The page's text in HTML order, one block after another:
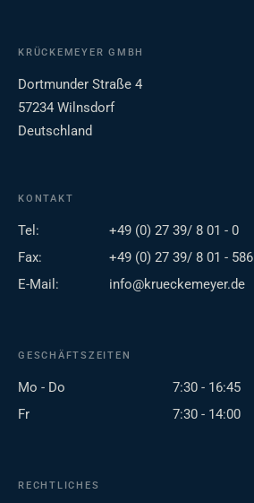
KRÜCKEMEYER GMBH
Dortmunder Straße 4
57234 Wilnsdorf
Deutschland
KONTAKT
Tel:
+49 (0) 27 39/ 8 01 - 0
Fax:
+49 (0) 27 39/ 8 01 - 586
E-Mail:
info@krueckemeyer.de
GESCHÄFTSZEITEN
Mo - Do
7:30 - 16:45
Fr
7:30 - 14:00
RECHTLICHES